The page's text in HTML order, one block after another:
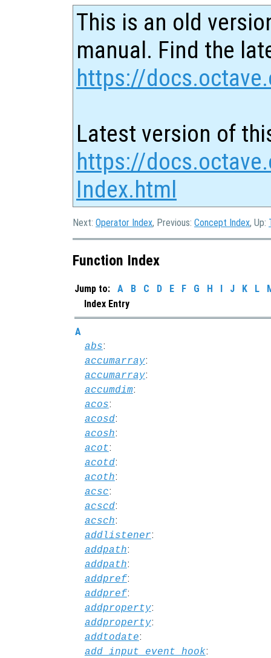
This is an old
manual. Find the
https://
Latest version of
https://
Index.html
Next: Operator Index, Previous: Concept Index, Up:
Function Index
Jump to: A B C D E F G H I J K L
Index Entry
A
abs:
accumarray:
accumarray:
accumdim:
acos:
acosd:
acosh:
acot:
acotd:
acoth:
acsc:
acscd:
acsch:
addlistener:
addpath:
addpath:
addpref:
addpref:
addproperty:
addproperty:
addtodate:
add_input_event_hook: